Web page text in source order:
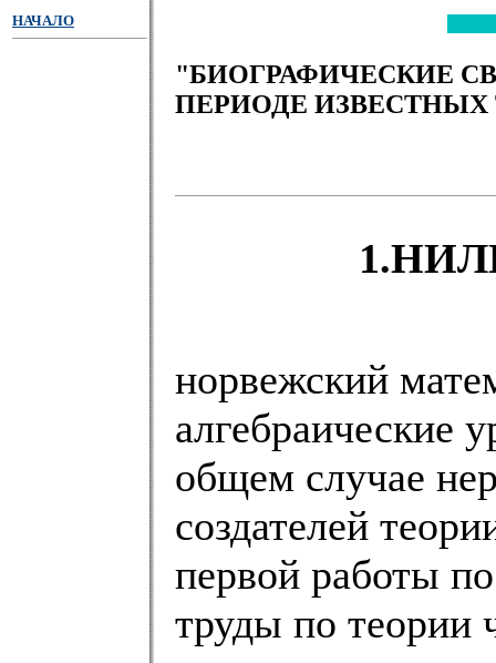
НАЧАЛО
"БИОГРАФИЧЕСКИЕ
ПЕРИОДЕ
норвежский
алгебраические
общем случае
создателей
первой работы
труды по теории